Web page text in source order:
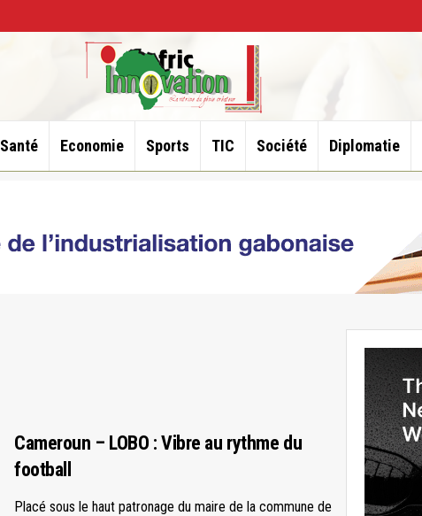
Santé Economie Sports TIC Société Diplomatie
Cameroun – LOBO : Vibre au rythme du
football
Placé sous le haut patronage du maire de la commune de